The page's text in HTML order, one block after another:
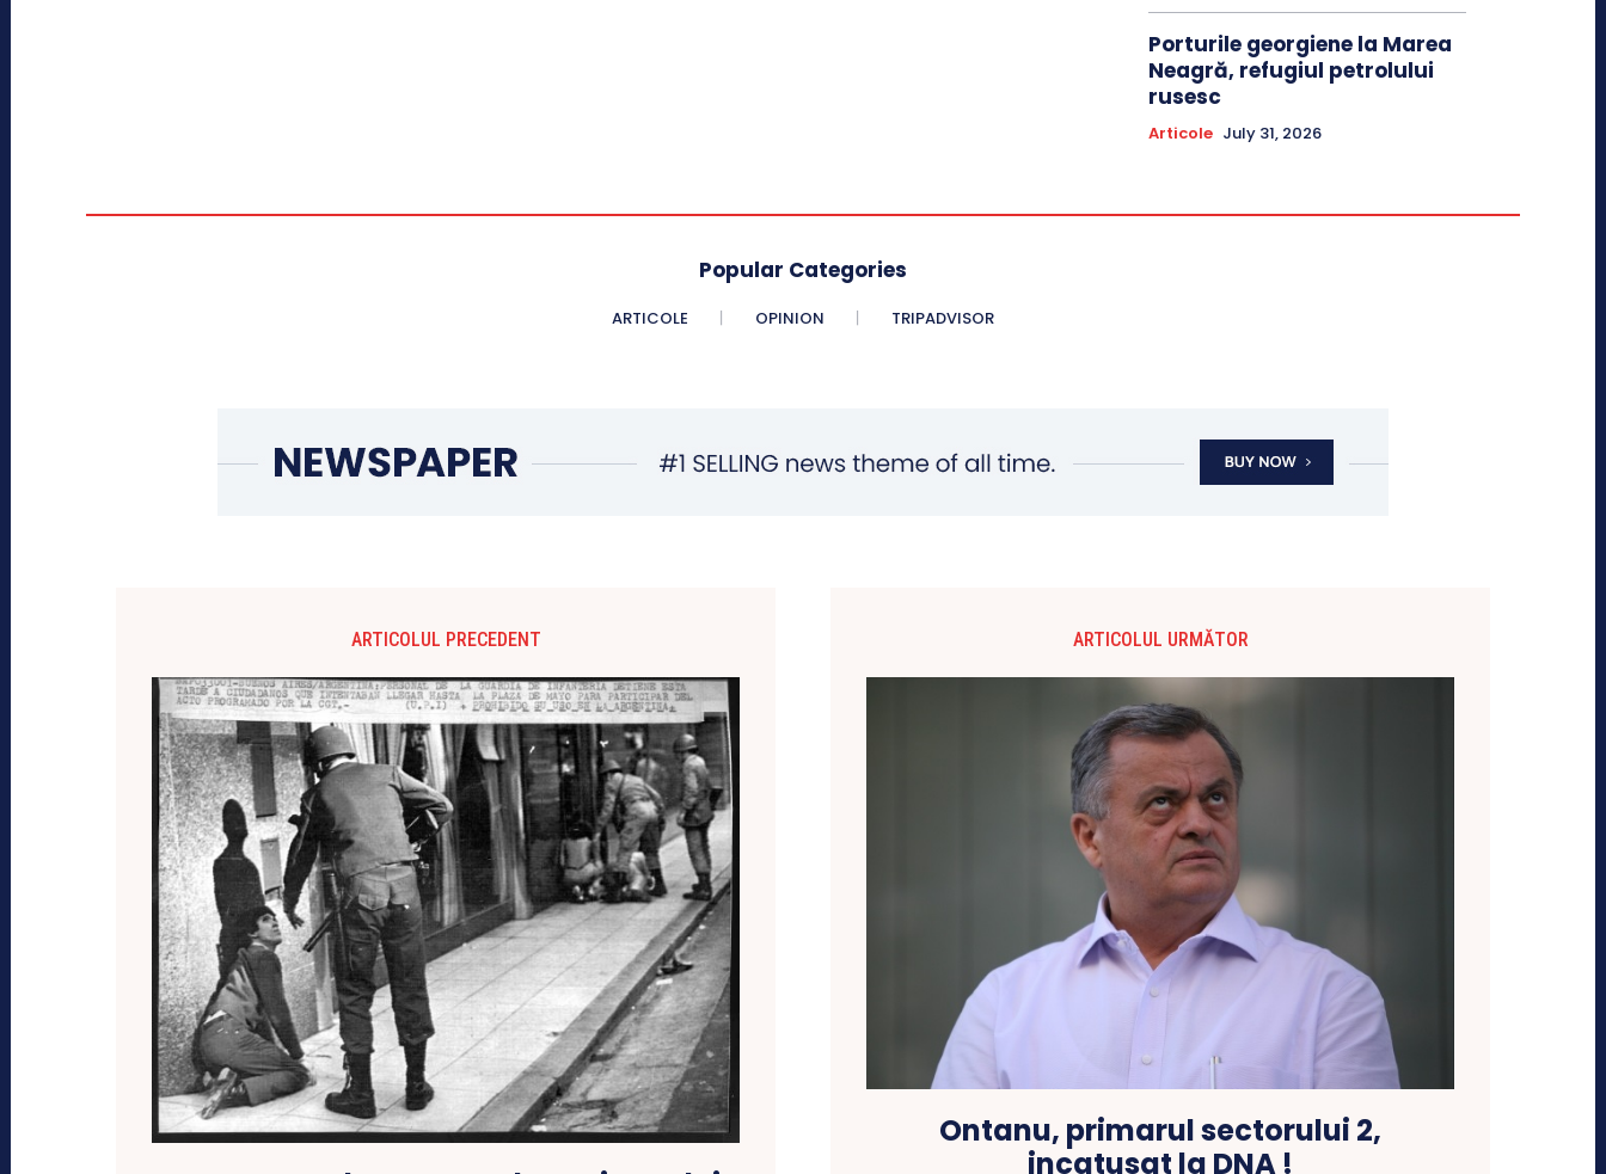
Porturile georgiene la Marea
Neagră, refugiul petrolului
rusesc
Articole July 31, 2026
Popular Categories
ARTICOLE OPINION TRIPADVISOR
ARTICOLUL PRECEDENT ARTICOLUL URMĂTOR
Ontanu, primarul sectorului 2,
incatusat la DNA !